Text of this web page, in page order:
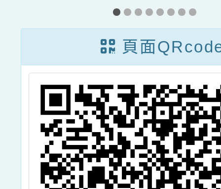
資遣辦法」，業
經教育部以113
年4月17日臺教
授國部字第
1136000669A
號令修正發布一
案，茲檢送發布
令影本及修正條
聘積
內介
一案
頁面